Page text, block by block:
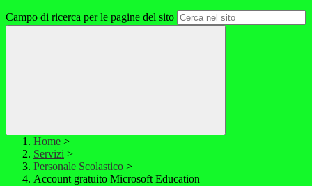
Campo di ricerca per le pagine del sito
Home >
Servizi >
Personale Scolastico >
Account gratuito Microsoft Education